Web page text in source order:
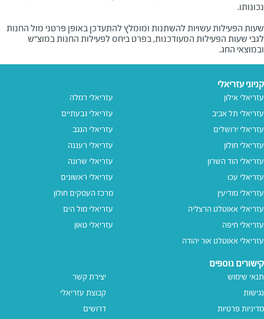
שעות הפעילות עשויות להשתנות ומומלץ להתעדכן באופן פרטני מול החנות
לגבי שעות הפעילות המעודכנות, בפרט ביחס לפעילות החנות במוצ"ש
ובמוצאי החג.
קניוני עזריאלי
עזריאלי אילון
עזריאלי תל אביב
עזריאלי ירושלים
עזריאלי חולון
עזריאלי הוד השרון
עזריאלי עכו
עזריאלי מודיעין
עזריאלי אאוטלט הרצליה
עזריאלי חיפה
עזריאלי אאוטלט אור יהודה
עזריאלי רמלה
עזריאלי גבעתיים
עזריאלי הנגב
עזריאלי רעננה
עזריאלי שרונה
עזריאלי ראשונים
מרכז העסקים חולון
עזריאלי מול הים
עזריאלי טאון
קישורים נוספים
תנאי שימוש
נגישות
מדיניות פרטיות
יצירת קשר
קבוצת עזריאלי
דרושים